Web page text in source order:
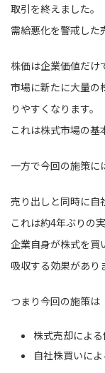
取引を終えました。
需給悪化を警戒した
株価は企業価値だけ
市場に新たに大量の
りやすくなります。
これは株式市場の基
一方で今回の施策に
売り出しと同時に自
これは約4年ぶりの
企業自身が株式を買
吸収する効果があり
つまり今回の施策は
株式売却によ
自社株買いに